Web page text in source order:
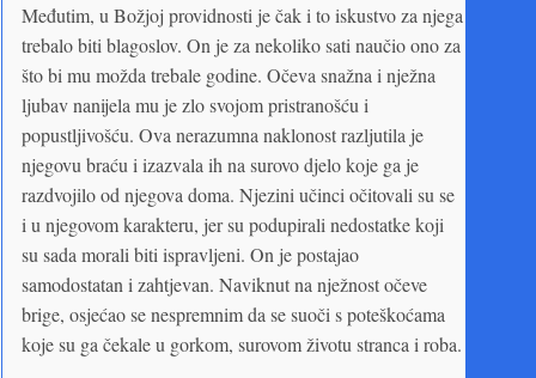
Međutim, u Božjoj providnosti je čak i to iskustvo za njega
trebalo biti blagoslov. On je za nekoliko sati naučio ono za
što bi mu možda trebale godine. Očeva snažna i nježna
ljubav nanijela mu je zlo svojom pristranošću i
popustljivošću. Ova nerazumna naklonost razljutila je
njegovu braću i izazvala ih na surovo djelo koje ga je
razdvojilo od njegova doma. Njezini učinci očitovali su se
i u njegovom karakteru, jer su podupirali nedostatke koji
su sada morali biti ispravljeni. On je postajao
samodostatan i zahtjevan. Naviknut na nježnost očeve
brige, osjećao se nespremnim da se suoči s poteškoćama
koje su ga čekale u gorkom, surovom životu stranca i roba.